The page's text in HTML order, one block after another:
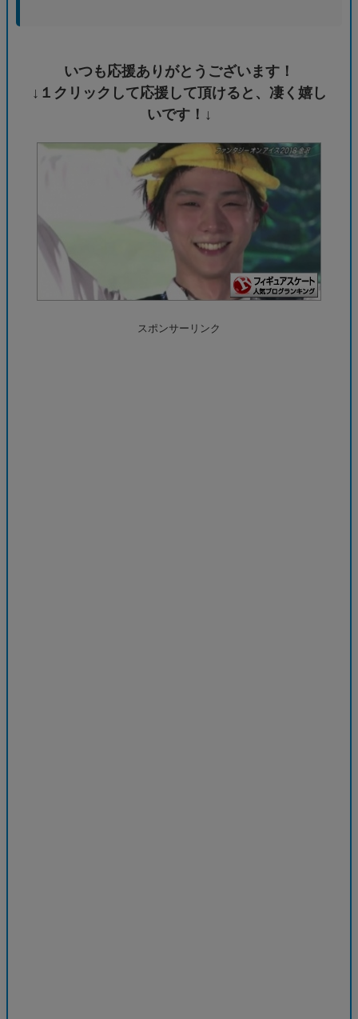
いつも応援ありがとうございます！
↓１クリックして応援して頂けると、凄く嬉し
いです！↓
スポンサーリンク